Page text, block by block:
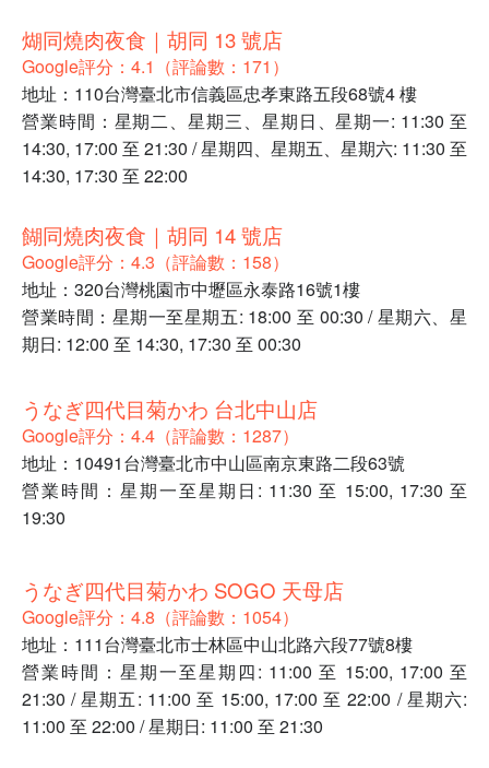
煳同燒肉夜食｜胡同 13 號店
Google評分：4.1（評論數：171）
地址：110台灣臺北市信義區忠孝東路五段68號4 樓
營業時間：星期二、星期三、星期日、星期一: 11:30 至
14:30, 17:00 至 21:30 / 星期四、星期五、星期六: 11:30 至
14:30, 17:30 至 22:00
餬同燒肉夜食｜胡同 14 號店
Google評分：4.3（評論數：158）
地址：320台灣桃園市中壢區永泰路16號1樓
營業時間：星期一至星期五: 18:00 至 00:30 / 星期六、星
期日: 12:00 至 14:30, 17:30 至 00:30
うなぎ四代目菊かわ 台北中山店
Google評分：4.4（評論數：1287）
地址：10491台灣臺北市中山區南京東路二段63號
營業時間：星期一至星期日: 11:30 至 15:00, 17:30 至
19:30
うなぎ四代目菊かわ SOGO 天母店
Google評分：4.8（評論數：1054）
地址：111台灣臺北市士林區中山北路六段77號8樓
營業時間：星期一至星期四: 11:00 至 15:00, 17:00 至
21:30 / 星期五: 11:00 至 15:00, 17:00 至 22:00 / 星期六:
11:00 至 22:00 / 星期日: 11:00 至 21:30